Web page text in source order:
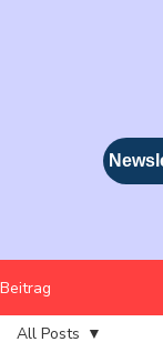
Beitrag
All Posts